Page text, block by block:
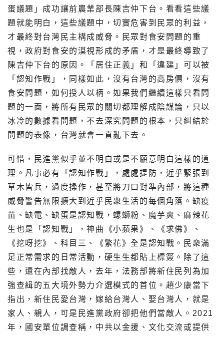
蛋議題」成功讓前農業部長陳吉仲下台。看看這些議
題就能明白，這些議題中，切實危害到民眾的利益，
才最終對台灣民主構成威脅。民眾對食安問題的重
視，政府對食安的漠視形成的矛盾，才是最終導致了
陳吉仲下台的原因。「居住正義」和「違建」可以被
「認知作戰」，同樣如此，沒有台灣的高房價，沒有
食安問題，如何授人以柄。如果我們繼續這樣只看問
題的一面，將所有民眾的關切都理解成陰謀論，只以
冰冷的數據看問題，不去深究問題的根本，只糾結於
問題的表像，台灣就會一直亂下去。
可惜，民進黨似乎並不明白或是不願意明白這樣的道
理。凡事必有「認知作戰」，處處提防，近乎緊張到
草木皆兵，過度操作，甚至將刀口對準內部，將這種
威脅警告無限擴大到近乎民衆生活的每個角落。缺疫
苗、缺電、缺蛋是認知戰，螺螄粉、魔芋爽、麻辣花
生也是「認知戰」，神曲《小蘋果》、《求佛》、
《挖呀挖》、科目三、《繁花》全是認知戰。民衆滿
足正常需求的日常活動，硬生生都貼上標簽。除了這
些，還在內部找敵人，去年，法務部將新住民列為加
強查緝的五大境外勢力介選模式的首位。趙少康當下
指出，新住民愛台灣，嫁給台灣人、娶台灣人，就是
家人、親人，可是民進黨政府卻把他們當敵人。2021
年，國安單位調查稱，中共以金援、文化交流或提供